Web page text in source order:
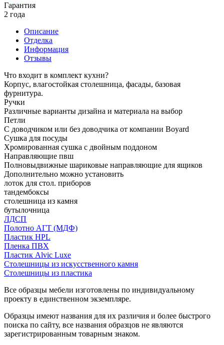
Гарантия
2 года
Описание
Отделка
Информация
Отзывы
Что входит в комплект кухни?
Корпус, влагостойкая столешница, фасады, базовая
фурнитура.
Ручки
Различные варианты дизайна и материала на выбор
Петли
С доводчиком или без доводчика от компании Boyard
Сушка для посуды
Хромированная сушка с двойным поддоном
Направляющие пвш
Полновыдвижные шариковые направляющие для ящиков
Дополнительно можно установить
лоток для стол. приборов
тандембоксы
столешница из камня
бутылочница
ЛДСП
Полотно АГТ (МДФ)
Пластик HPL
Пленка ПВХ
Пластик Alvic Luxe
Столешницы из искусственного камня
Столешницы из пластика
Все образцы мебели изготовлены по индивидуальному
проекту в единственном экземпляре.
Образцы имеют названия для их различия и более быстрого
поиска по сайту, все названия образцов не являются
зарегистрированным товарным знаком.